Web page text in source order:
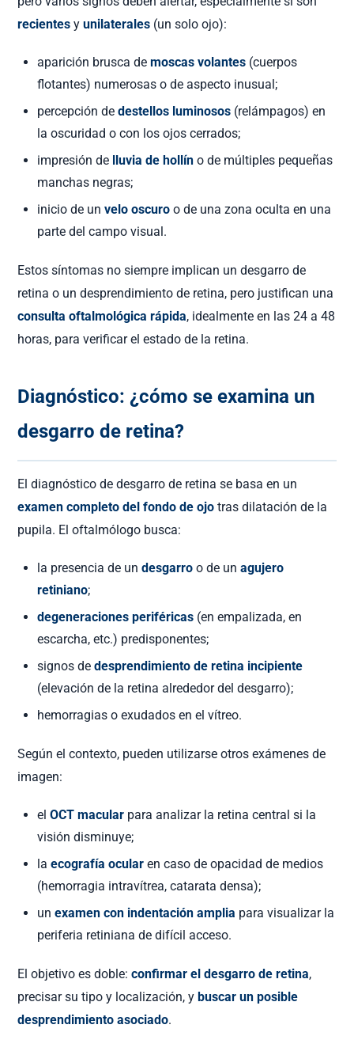
recientes yunilaterales (un solo ojo):
aparición brusca demoscas volantes (cuerpos
flotantes) numerosas o de aspecto inusual;
percepción dedestellos luminosos (relámpagos) en
la oscuridad o con los ojos cerrados;
impresión de
lluvia de hollín o de múltiples pequeñas
manchas negras;
inicio de unvelo oscuro o de una zona oculta en una
parte del campo visual.
Estos síntomas no siempre implican un desgarro de
retina o un desprendimiento de retina, pero justifican una
consulta oftalmológica rápida, idealmente en las 24 a 48
horas, para verificar el estado de la retina.
Diagnóstico: ¿cómo se examina un
desgarro de retina?
El diagnóstico de desgarro de retina se basa en un
examen completo del fondo de ojo tras dilatación de la
pupila. El oftalmólogo busca:
la presencia de undesgarro o de unagujero
retiniano;
degeneraciones periféricas (en empalizada, en
escarcha, etc.) predisponentes;
signos dedesprendimiento de retina incipiente
(elevación de la retina alrededor del desgarro);
hemorragias o exudados en el vítreo.
Según el contexto, pueden utilizarse otros exámenes de
imagen:
elOCT macular para analizar la retina central si la
visión disminuye;
laecografía ocular en caso de opacidad de medios
(hemorragia intravítrea, catarata densa);
unexamen con indentación amplia para visualizar la
periferia retiniana de difícil acceso.
El objetivo es doble:confirmar el desgarro de retina,
precisar su tipo y localización, y buscar un posible
desprendimiento asociado.